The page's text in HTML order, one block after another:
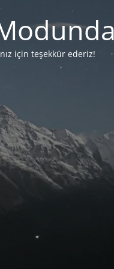
için teşekkür ederiz!